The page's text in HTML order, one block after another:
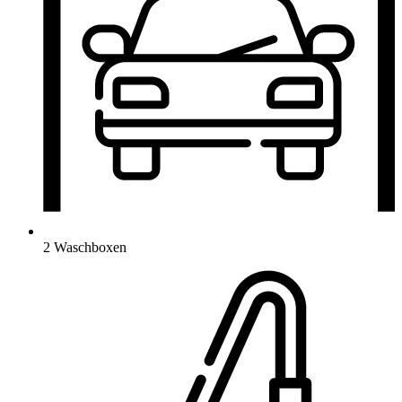
2 Waschboxen